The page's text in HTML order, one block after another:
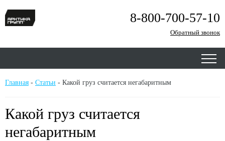
8-800-700-57-10
Обратный звонок
Главная - Статьи - Какой груз считается негабаритным
Какой груз считается
негабаритным